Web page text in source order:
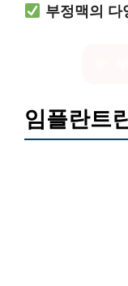
부정맥의 다
임플란트